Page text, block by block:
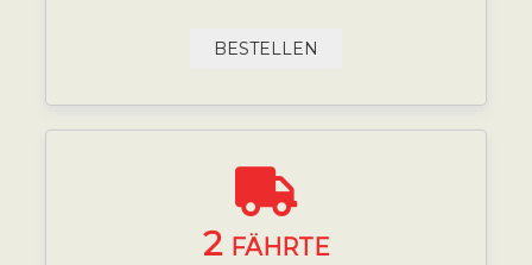
BESTELLEN
2 FÄHRTE